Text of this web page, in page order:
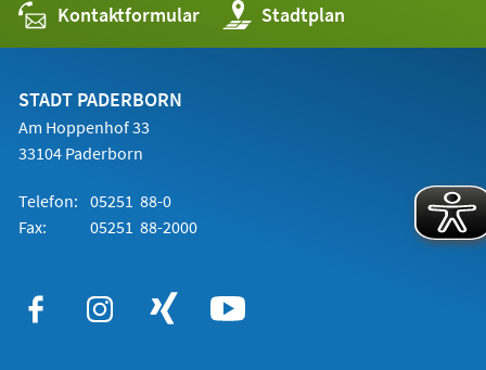
Kontaktformular Stadtplan
(Öffnet
in
einem
STADT PADERBORN
Am Hoppenhof 33
33104 Paderborn
Telefon: 05251 88-0
Fax:
05251 88-2000